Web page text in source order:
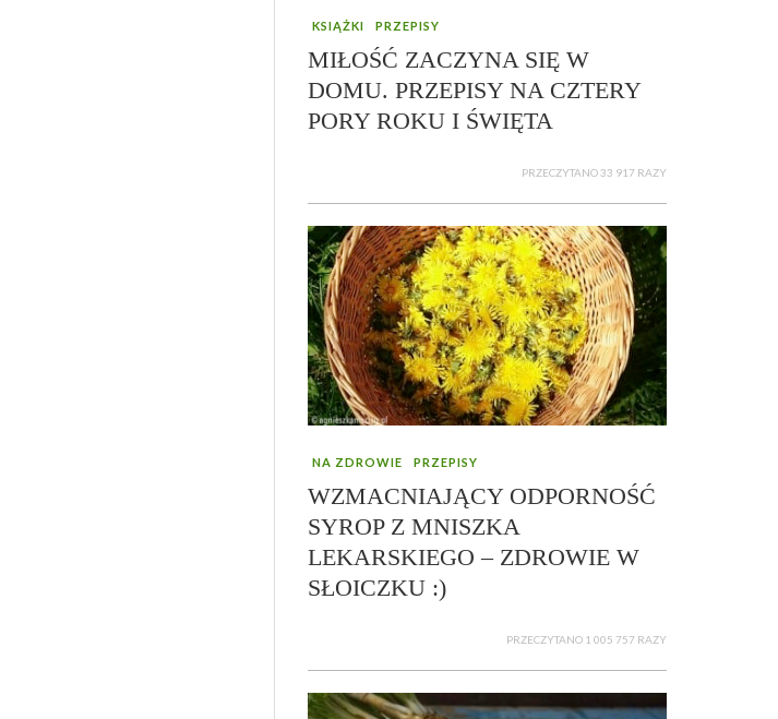
KSIĄŻKI PRZEPISY
MIŁOŚĆ ZACZYNA SIĘ W
DOMU. PRZEPISY NA CZTERY
PORY ROKU I ŚWIĘTA
PRZECZYTANO 33 917 RAZY
NA ZDROWIE PRZEPISY
WZMACNIAJĄCY ODPORNOŚĆ
SYROP Z MNISZKA
LEKARSKIEGO – ZDROWIE W
SŁOICZKU :)
PRZECZYTANO 1 005 757 RAZY